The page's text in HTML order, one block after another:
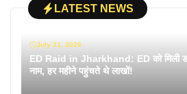
LATEST NEWS
July 31, 2026
ED Raid in Jharkhand: ED को मिली
नाम, हर महीने पहुंचते थे लाखों!